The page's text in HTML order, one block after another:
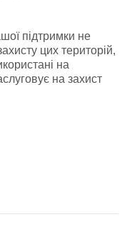
підтримки не
цих територій,
на
на захист